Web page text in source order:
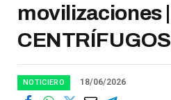
movilizaciones |
CENTRÍFUGOS
NOTICIERO 18/06/2026